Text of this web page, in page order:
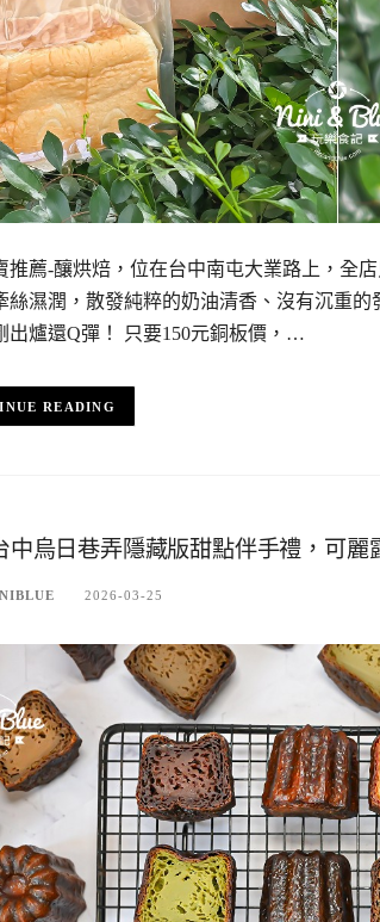
推薦-釀烘焙，位在台中南屯大業路上，全
絲濕潤，散發純粹的奶油清香、沒有沉重
出爐還Q彈！ 只要150元銅板價，…
READING
中烏日巷弄隱藏版甜點伴手禮，可
2026-03-25